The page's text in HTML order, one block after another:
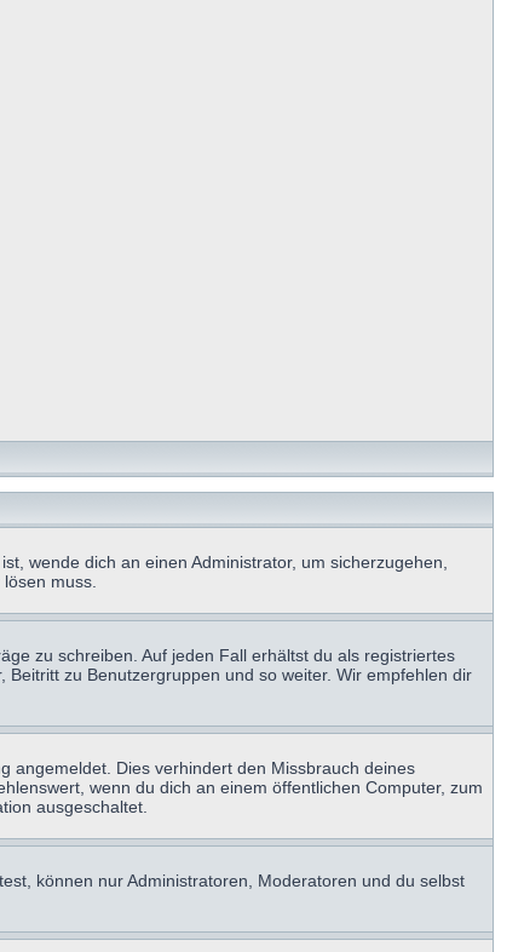
wende dich an einen Administrator, um sicherzugehen,
muss.
zu schreiben. Auf jeden Fall erhältst du als registriertes
zu Benutzergruppen und so weiter. Wir empfehlen dir
angemeldet. Dies verhindert den Missbrauch deines
wenn du dich an einem öffentlichen Computer, zum
ausgeschaltet.
können nur Administratoren, Moderatoren und du selbst